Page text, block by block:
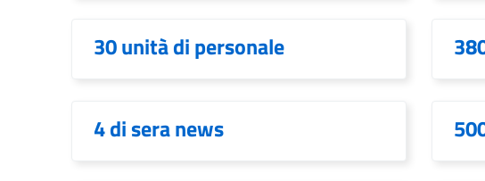
30 unità di personale
4 di sera news